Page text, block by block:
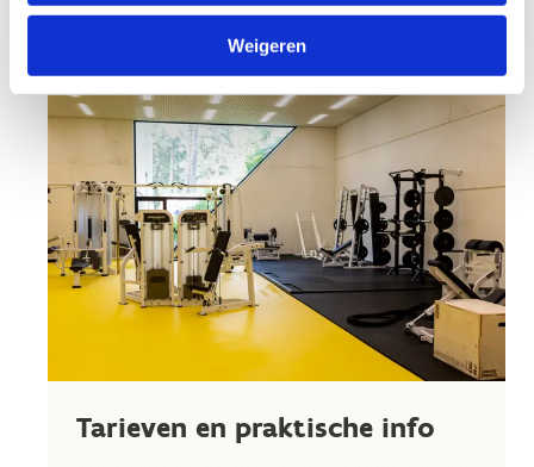
Weigeren
Tarieven en praktische info